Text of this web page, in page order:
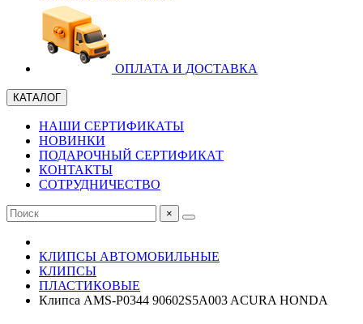
ОПЛАТА И ДОСТАВКА
КАТАЛОГ
НАШИ СЕРТИФИКАТЫ
НОВИНКИ
ПОДАРОЧНЫЙ СЕРТИФИКАТ
КОНТАКТЫ
СОТРУДНИЧЕСТВО
×
КЛИПСЫ АВТОМОБИЛЬНЫЕ
КЛИПСЫ
ПЛАСТИКОВЫЕ
Клипса AMS-P0344 90602S5A003 ACURA HONDA